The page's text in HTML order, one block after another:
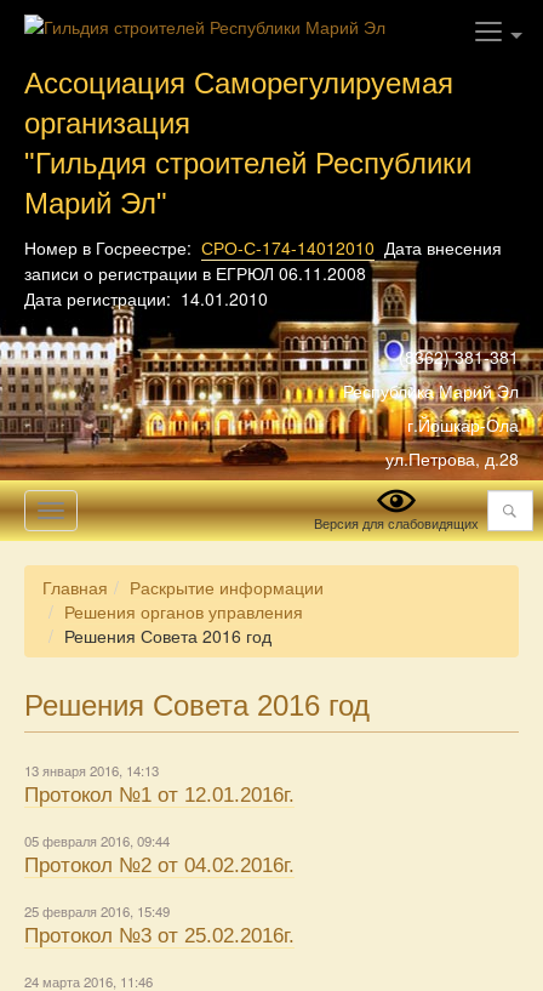
Ассоциация Саморегулируемая
организация
"Гильдия строителей Республики
Марий Эл"
Номер в Госреестре: СРО-С-174-14012010 Дата внесения
записи о регистрации в ЕГРЮЛ 06.11.2008
Дата регистрации: 14.01.2010
(8362) 381-381
Республика Марий Эл
г.Йошкар-Ола
ул.Петрова, д.28
Toggle
navigation
Версия для слабовидящих Поиск
Главная
Раскрытие информации
Решения органов управления
Решения Совета 2016 год
Решения Совета 2016 год
13 января 2016, 14:13
Протокол №1 от 12.01.2016г.
05 февраля 2016, 09:44
Протокол №2 от 04.02.2016г.
25 февраля 2016, 15:49
Протокол №3 от 25.02.2016г.
24 марта 2016, 11:46